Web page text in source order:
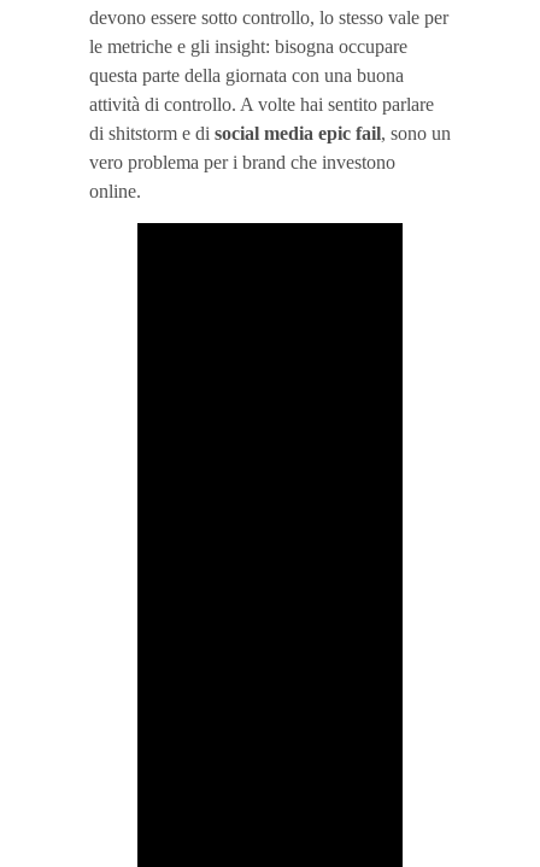
devono essere sotto controllo, lo stesso vale per
le metriche e gli insight: bisogna occupare
questa parte della giornata con una buona
attività di controllo. A volte hai sentito parlare
di shitstorm e di social media epic fail, sono un
vero problema per i brand che investono
online.